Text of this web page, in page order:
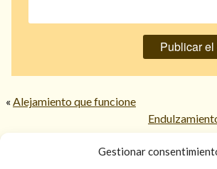
Gestionar
« Alejamiento que funcione